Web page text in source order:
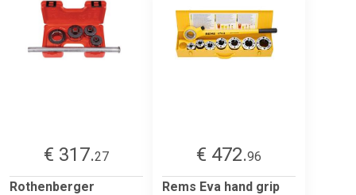
€ 317.27
Rothenberger
€ 472.96
Rems Eva hand grip